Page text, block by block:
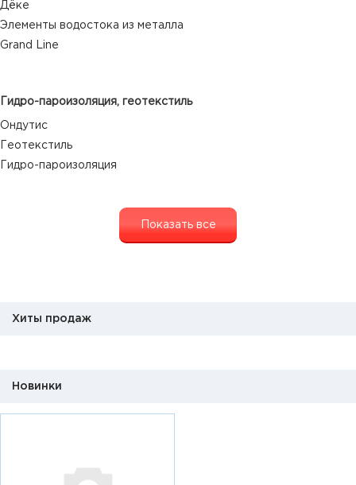
Дёке
Элементы водостока из металла
Grand Line
Гидро-пароизоляция, геотекстиль
Ондутис
Геотекстиль
Гидро-пароизоляция
Показать все
Хиты продаж
Новинки